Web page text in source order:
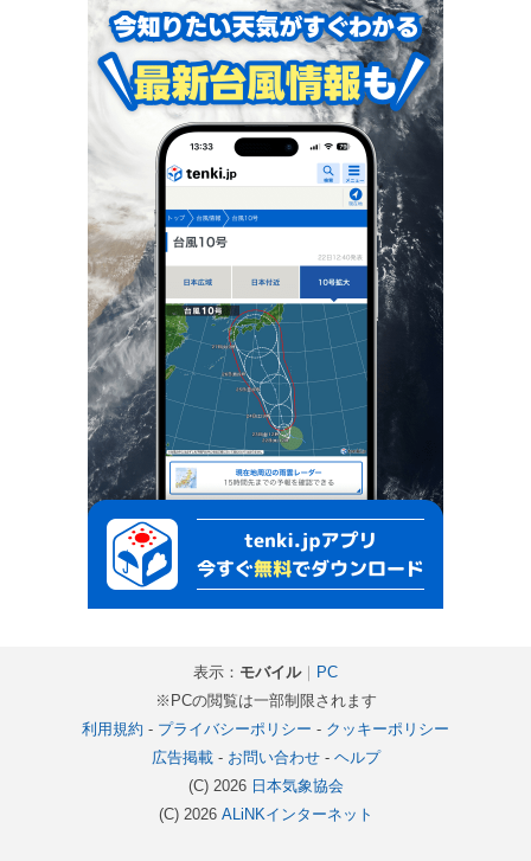
表示： モバイル｜ PC
※PCの閲覧は一部制限されます
利用規約 - プライバシーポリシー - クッキーポリシー
広告掲載- お問い合わせ- ヘルプ
(C) 2026 日本気象協会
(C) 2026 ALiNKインターネット